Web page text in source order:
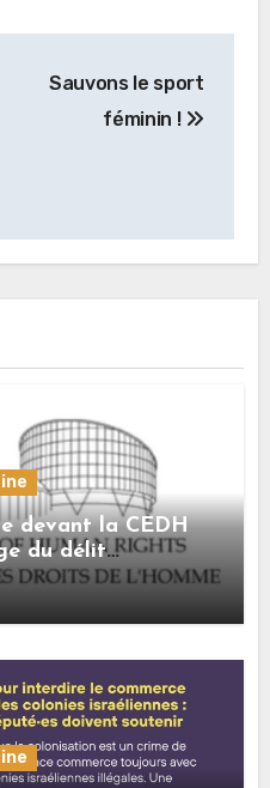
Sauvons le sport
féminin !
devant la CEDH
du délit
» contre les